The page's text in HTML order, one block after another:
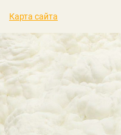
Карта сайта